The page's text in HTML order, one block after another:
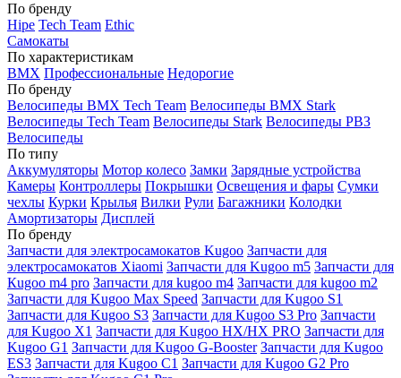
По бренду
Hipe Tech Team Ethic
Самокаты
По характеристикам
BMX Профессиональные Недорогие
По бренду
Велосипеды BMX Tech Team Велосипеды BMX Stark
Велосипеды Tech Team Велосипеды Stark Велосипеды РВЗ
Велосипеды
По типу
Аккумуляторы Мотор колесо Замки Зарядные устройства
Камеры Контроллеры Покрышки Освещения и фары Сумки
чехлы Курки Крылья Вилки Рули Багажники Колодки
Амортизаторы Дисплей
По бренду
Запчасти для электросамокатов Kugoo Запчасти для
электросамокатов Xiaomi Запчасти для Kugoo m5 Запчасти для
Кugoo m4 pro Запчасти для kugoo m4 Запчасти для kugoo m2
Запчасти для Kugoo Max Speed Запчасти для Kugoo S1
Запчасти для Kugoo S3 Запчасти для Kugoo S3 Pro Запчасти
для Kugoo X1 Запчасти для Kugoo HX/HX PRO Запчасти для
Kugoo G1 Запчасти для Kugoo G-Booster Запчасти для Kugoo
ES3 Запчасти для Kugoo C1 Запчасти для Kugoo G2 Pro